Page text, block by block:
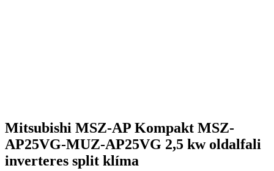
Mitsubishi MSZ-AP Kompakt MSZ-
AP25VG-MUZ-AP25VG 2,5 kw oldalfali
inverteres split klíma